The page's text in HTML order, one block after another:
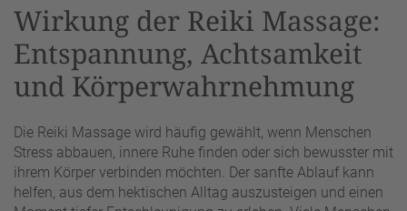
Wirkung der Reiki Massage:
Entspannung, Achtsamkeit
und Körperwahrnehmung
Die Reiki Massage wird häufig gewählt, wenn Menschen
Stress abbauen, innere Ruhe finden oder sich bewusster mit
ihrem Körper verbinden möchten. Der sanfte Ablauf kann
helfen, aus dem hektischen Alltag auszusteigen und einen